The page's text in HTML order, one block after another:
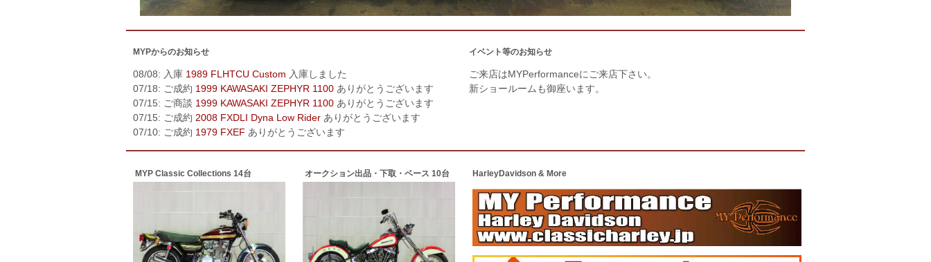
MYPからのお知らせ
08/08: 入庫 1989 FLHTCU Custom 入庫しました
07/18: ご成約 1999 KAWASAKI ZEPHYR 1100 ありがとうございます
07/15: ご商談 1999 KAWASAKI ZEPHYR 1100 ありがとうございます
07/15: ご成約 2008 FXDLI Dyna Low Rider ありがとうございます
07/10: ご成約 1979 FXEF ありがとうございます
イベント等のお知らせ
ご来店はMYPerformanceにご来店下さい。
新ショールームも御座います。
MYP Classic Collections 14台 オークション出品・下取・ベース 10台 HarleyDavidson & More